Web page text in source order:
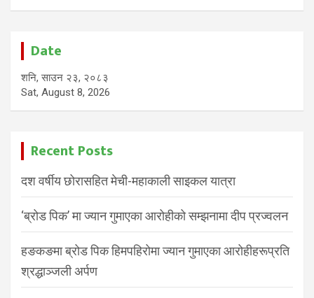
Date
शनि, साउन २३, २०८३
Sat, August 8, 2026
Recent Posts
दश वर्षीय छोरासहित मेची-महाकाली साइकल यात्रा
‘ब्रोड पिक’ मा ज्यान गुमाएका आरोहीको सम्झनामा दीप प्रज्वलन
हङकङमा ब्रोड पिक हिमपहिरोमा ज्यान गुमाएका आरोहीहरूप्रति
श्रद्धाञ्जली अर्पण